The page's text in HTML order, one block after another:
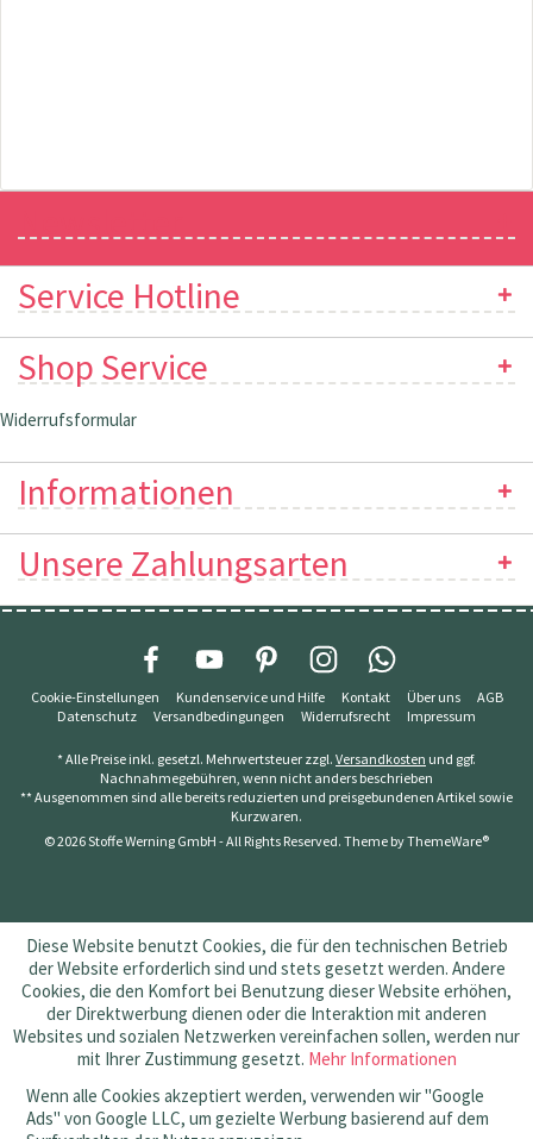
Service Hotline
Shop Service
Widerrufsformular
Informationen
Unsere Zahlungsarten
Cookie-Einstellungen Kundenservice und Hilfe Kontakt Über uns
AGB
Datenschutz
Versandbedingungen Widerrufsrecht Impressum
* Alle Preise inkl. gesetzl. Mehrwertsteuer zzgl. Versandkosten und ggf.
Nachnahmegebühren, wenn nicht anders beschrieben
** Ausgenommen sind alle bereits reduzierten und preisgebundenen Artikel sowie
Kurzwaren.
© 2026 Stoffe Werning GmbH - All Rights Reserved. Theme byThemeWare®
Diese Website benutzt Cookies, die für den technischen Betrieb
der Website erforderlich sind und stets gesetzt werden. Andere
Cookies, die den Komfort bei Benutzung dieser Website erhöhen,
der Direktwerbung dienen oder die Interaktion mit anderen
Websites und sozialen Netzwerken vereinfachen sollen, werden nur
mit Ihrer Zustimmung gesetzt. Mehr Informationen
Wenn alle Cookies akzeptiert werden, verwenden wir "Google
Ads" von Google LLC, um gezielte Werbung basierend auf dem